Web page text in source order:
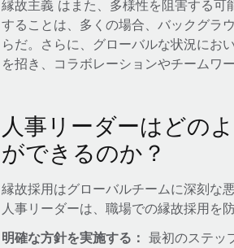
縁故主義 はまた、多様性を阻害する可
することは、多くの場合、バックグラ
らだ。さらに、グローバルな状況にお
を招き、コラボレーションやチームワ
人事リーダーはどの
ができるのか？
縁故採用はグローバルチームに深刻な
人事リーダーは、職場での縁故採用を
明確な方針を実施する： 最初のステッ